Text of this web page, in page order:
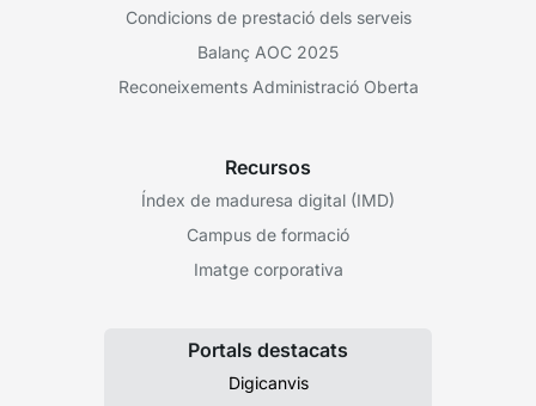
Condicions de prestació dels serveis
Balanç AOC 2025
Reconeixements Administració Oberta
Recursos
Índex de maduresa digital (IMD)
Campus de formació
Imatge corporativa
Portals destacats
Digicanvis